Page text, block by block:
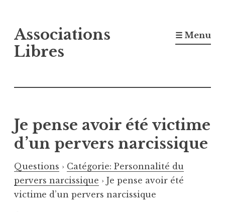
au
contenu
Associations
Libres
☰ Menu
Je pense avoir été victime
d’un pervers narcissique
Questions › Catégorie: Personnalité du
pervers narcissique › Je pense avoir été
victime d’un pervers narcissique